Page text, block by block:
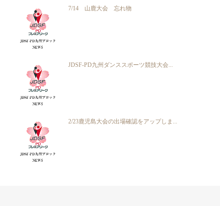
7/14 山鹿大会 忘れ物
JDSF-PD九州ダンススポーツ競技大会...
2/23鹿児島大会の出場確認をアップしま...